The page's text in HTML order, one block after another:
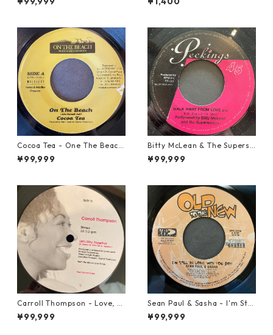
Cocoa Tea - One The Beach
【7-21919】
¥99,999
Bitty McLean & The Superso
nics - Walk Away From Love
【7-21989】
¥99,999
Carroll Thompson - Love, N
eed And Want You【12-2198
3】
¥99,999
Sean Paul & Sasha - I'm Still
In Love With You Boy【7-218
78】
¥99,999